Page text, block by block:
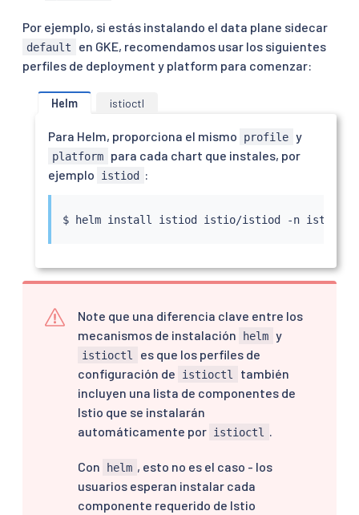
Por ejemplo, si estás instalando el data plane sidecar
default
en GKE, recomendamos usar los siguientes
perfiles de deployment y platform para comenzar:
Helm istioctl
Para Helm, proporciona el mismo profile y
platform
para cada chart que instales, por
ejemplo
istiod :
$ helm install istiod istio/istiod -n istio-
Note que una diferencia clave entre los
mecanismos de instalación
helm y
istioctl
es que los perfiles de
configuración de
istioctl
también
incluyen una lista de componentes de
Istio que se instalarán
automáticamente por istioctl
Con helm , esto no es el caso - los
usuarios esperan instalar cada
componente requerido de Istio